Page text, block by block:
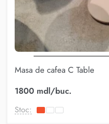
Masa de cafea C Table
1800 mdl/buc.
Stoc: